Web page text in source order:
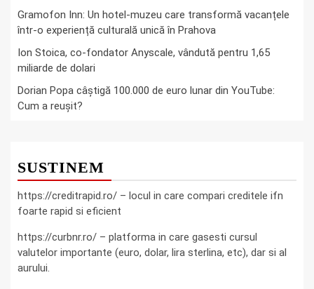
Gramofon Inn: Un hotel-muzeu care transformă vacanțele
într-o experiență culturală unică în Prahova
Ion Stoica, co-fondator Anyscale, vândută pentru 1,65
miliarde de dolari
Dorian Popa câștigă 100.000 de euro lunar din YouTube:
Cum a reușit?
SUSTINEM
https://creditrapid.ro/ – locul in care compari creditele ifn
foarte rapid si eficient
https://curbnr.ro/ – platforma in care gasesti cursul
valutelor importante (euro, dolar, lira sterlina, etc), dar si al
aurului.